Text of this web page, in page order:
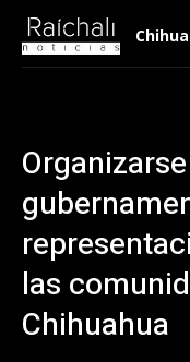
las
Chihuahua